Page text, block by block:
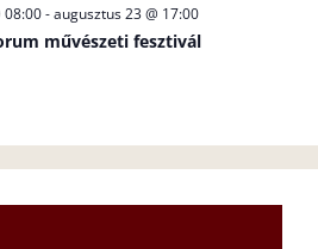
08:00-augusztus 23 @ 17:00
művészeti fesztivál